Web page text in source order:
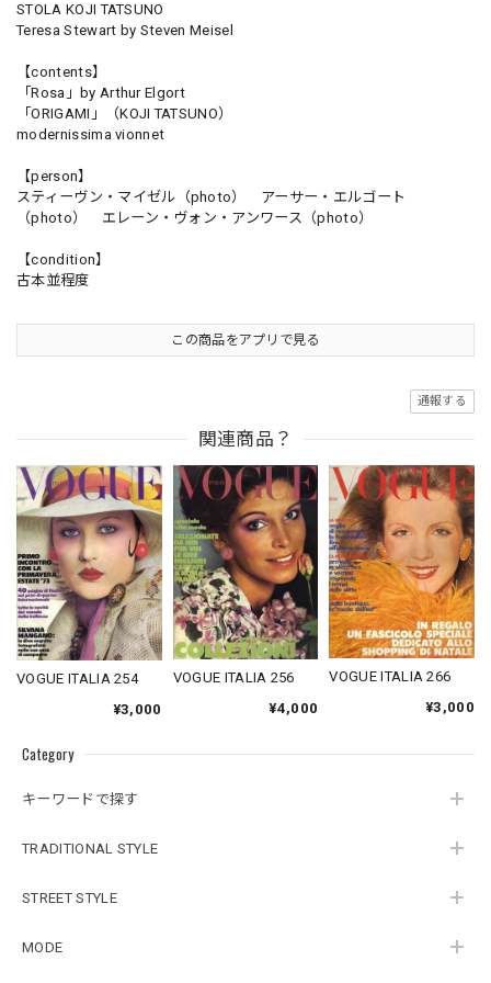
Category
キーワードで探す
TRADITIONAL STYLE
STREET STYLE
MODE
STOLA KOJI TATSUNO
Teresa Stewart by Steven Meisel
【contents】
「Rosa」by Arthur Elgort
「ORIGAMI」（KOJI TATSUNO）
modernissima vionnet
【person】
スティーヴン・マイゼル（photo） アーサー・エルゴート
（photo） エレーン・ヴォン・アンワース（photo）
【condition】
古本並程度
この商品をアプリで見る
通報する
関連商品？
VOGUE ITALIA 254
¥3,000
VOGUE ITALIA 256
¥4,000
VOGUE ITALIA 266
¥3,000